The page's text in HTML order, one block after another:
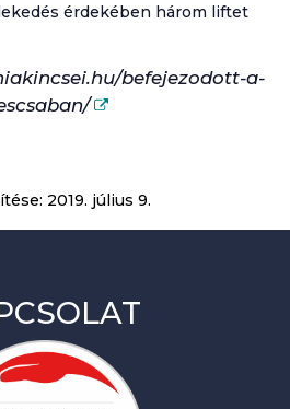
érdekében három liftet
befejezodott-a-
2019. július 9.